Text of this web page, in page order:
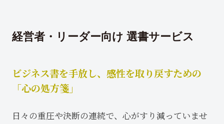
経営者・リーダー向け 選書サービス
ビジネス書を手放し、感性を取り戻すための
「心の処方箋」
日々の重圧や決断の連続で、心がすり減っていませ